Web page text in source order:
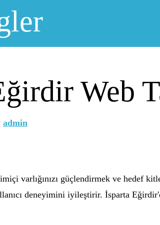
Web
admin
varlığınızı güçlendirmek ve hedef
deneyimini iyileştirir. İsparta